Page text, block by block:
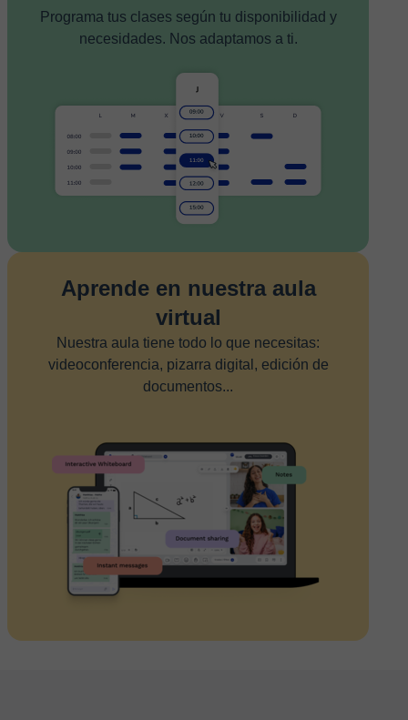
Programa tus clases según tu disponibilidad y
necesidades. Nos adaptamos a ti.
Aprende en nuestra aula
virtual
Nuestra aula tiene todo lo que necesitas:
videoconferencia, pizarra digital, edición de
documentos...